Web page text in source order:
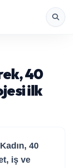
40
ilk
40
iş ve